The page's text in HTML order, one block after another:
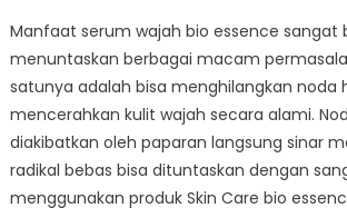
Manfaat serum wajah bio essence sangat
menuntaskan berbagai macam
satunya adalah bisa menghilangkan noda
mencerahkan kulit wajah secara alami.
diakibatkan oleh paparan langsung sinar
radikal bebas bisa dituntaskan dengan
menggunakan produk Skin Care bio